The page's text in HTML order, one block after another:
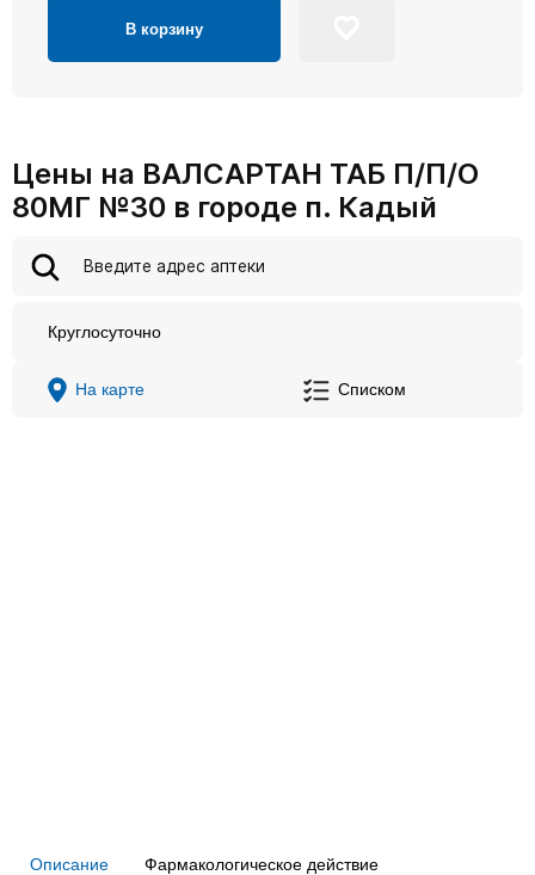
В корзину
Цены на ВАЛСАРТАН ТАБ П/П/О
80МГ №30 в городе п. Кадый
Круглосуточно
На карте Списком
Описание Фармакологическое действие